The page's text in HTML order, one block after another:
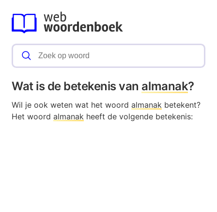
Wat is de betekenis van almanak?
Wil je ook weten wat het woord almanak betekent?
Het woord almanak heeft de volgende betekenis: